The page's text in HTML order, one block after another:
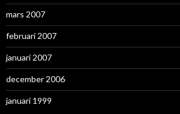
mars 2007
februari 2007
januari 2007
december 2006
januari 1999